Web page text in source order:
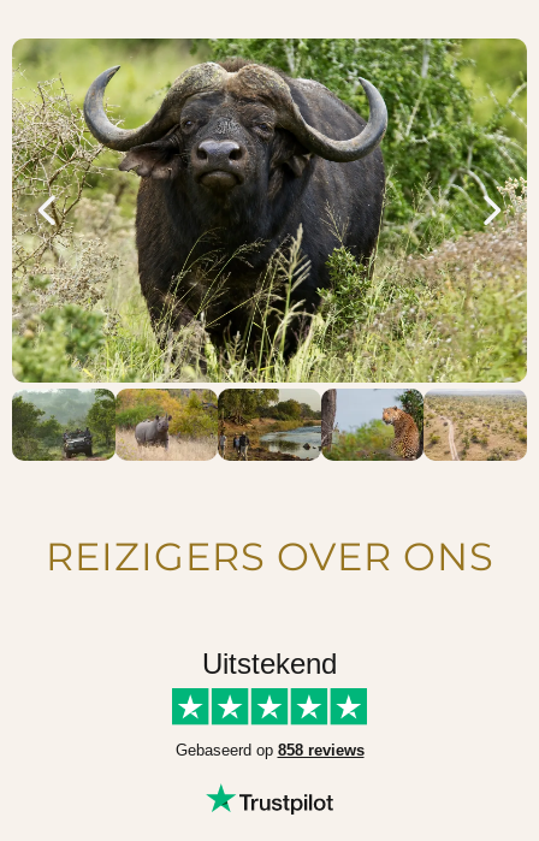
REIZIGERS OVER ONS
Uitstekend
Gebaseerd op 858 reviews